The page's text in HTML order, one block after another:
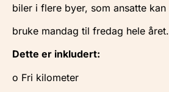
biler i flere byer, som ansatte kan
bruke mandag til fredag hele året.
Dette er inkludert:
o Fri kilometer